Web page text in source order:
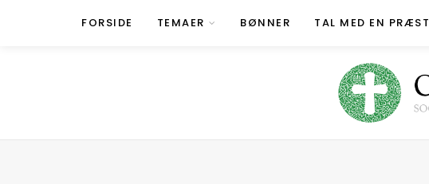
FORSIDE TEMAER BØNNER TAL MED EN PRÆST